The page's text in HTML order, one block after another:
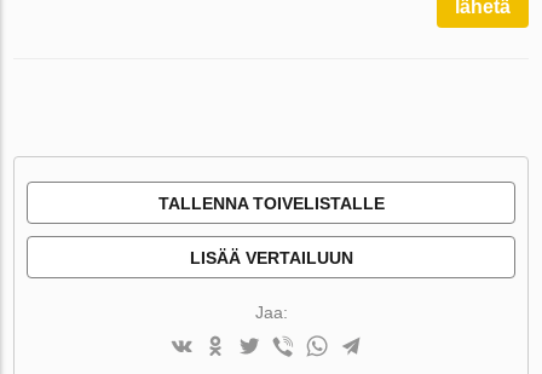
lähetä
TALLENNA TOIVELISTALLE
LISÄÄ VERTAILUUN
Jaa: